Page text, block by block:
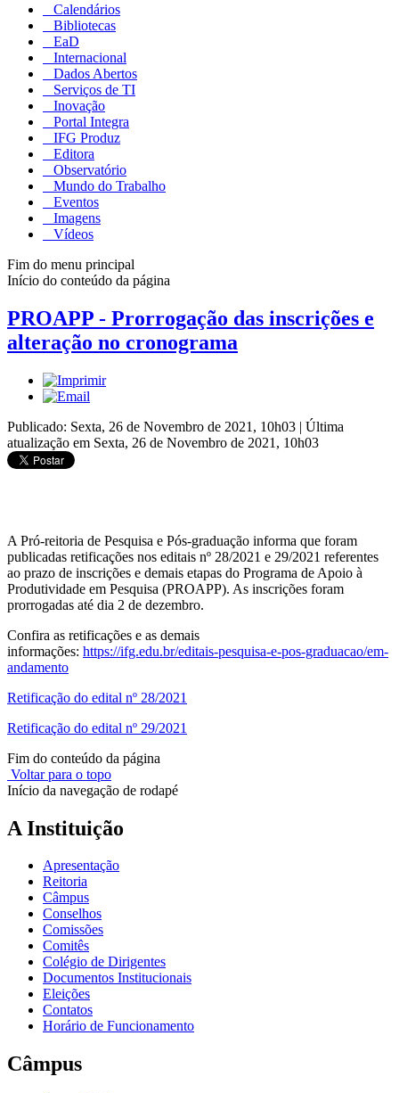
Calendários
Bibliotecas
EaD
Internacional
Dados Abertos
Serviços de TI
Inovação
Portal Integra
IFG Produz
Editora
Observatório
Mundo do Trabalho
Eventos
Imagens
Vídeos
Fim do menu principal
Início do conteúdo da página
PROAPP - Prorrogação das inscrições e
alteração no cronograma
Publicado: Sexta, 26 de Novembro de 2021, 10h03 | Última
atualização em Sexta, 26 de Novembro de 2021, 10h03
A Pró-reitoria de Pesquisa e Pós-graduação informa que foram
publicadas retificações nos editais nº 28/2021 e 29/2021 referentes
ao prazo de inscrições e demais etapas do Programa de Apoio à
Produtividade em Pesquisa (PROAPP). As inscrições foram
prorrogadas até dia 2 de dezembro.
Confira as retificações e as demais
informações: https://ifg.edu.br/editais-pesquisa-e-pos-graduacao/em-
andamento
Retificação do edital nº 28/2021
Retificação do edital nº 29/2021
Fim do conteúdo da página
Voltar para o topo
Início da navegação de rodapé
A Instituição
Apresentação
Reitoria
Câmpus
Conselhos
Comissões
Comitês
Colégio de Dirigentes
Documentos Institucionais
Eleições
Contatos
Horário de Funcionamento
Câmpus